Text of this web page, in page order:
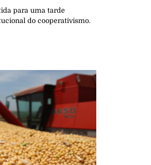
para uma tarde
do cooperativismo.